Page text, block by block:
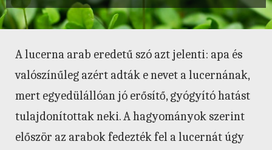
A lucerna arab eredetű szó azt jelenti: apa és
valószínűleg azért adták e nevet a lucernának,
mert egyedülállóan jó erősítő, gyógyító hatást
tulajdonítottak neki. A hagyományok szerint
először az arabok fedezték fel a lucernát úgy